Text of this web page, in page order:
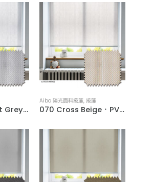
072 Cross Light Grey．PVC Woven Water-Resistant Roller Blinds
Aibo 陽光面料捲簾, 捲簾
070 Cross Beige．PVC Woven Water-Resistant Roller Blinds